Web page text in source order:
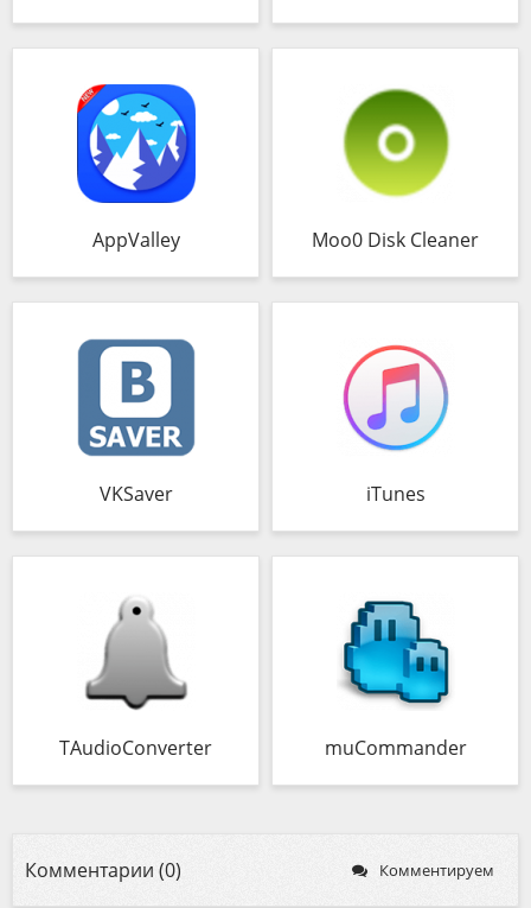
AppValley Moo0 Disk Cleaner
VKSaver iTunes
TAudioConverter muCommander
Комментарии (0) Комментируем